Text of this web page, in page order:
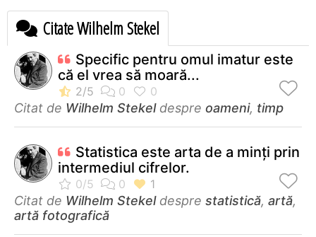
Citate Wilhelm Stekel
Specific pentru omul imatur este
că el vrea să moară...
Citat de Wilhelm Stekeldespre oameni, timp
Statistica este arta de a minţi prin
intermediul cifrelor.
Citat de Wilhelm Stekeldespre statistică, artă,
artă fotografică